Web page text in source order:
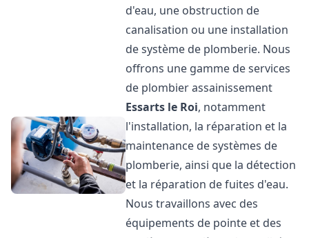
d'eau, une obstruction de
canalisation ou une installation
de système de plomberie. Nous
offrons une gamme de services
de plombier assainissement
Essarts le Roi, notamment
l'installation, la réparation et la
maintenance de systèmes de
plomberie, ainsi que la détection
et la réparation de fuites d'eau.
Nous travaillons avec des
équipements de pointe et des